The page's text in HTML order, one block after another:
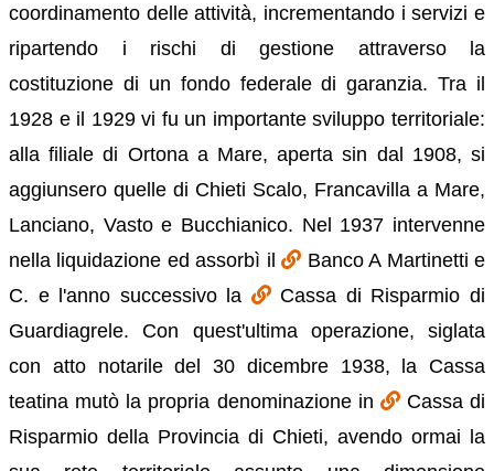
coordinamento delle attività, incrementando i servizi e
ripartendo i rischi di gestione attraverso la
costituzione di un fondo federale di garanzia. Tra il
1928 e il 1929 vi fu un importante sviluppo territoriale:
alla filiale di Ortona a Mare, aperta sin dal 1908, si
aggiunsero quelle di Chieti Scalo, Francavilla a Mare,
Lanciano, Vasto e Bucchianico. Nel 1937 intervenne
nella liquidazione ed assorbì il
Banco A Martinetti e
C. e l'anno successivo la
Cassa di Risparmio di
Guardiagrele. Con quest'ultima operazione, siglata
con atto notarile del 30 dicembre 1938, la Cassa
teatina mutò la propria denominazione in
Cassa di
Risparmio della Provincia di Chieti, avendo ormai la